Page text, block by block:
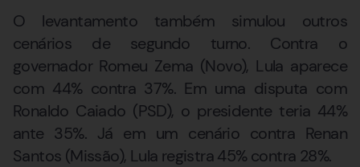
O levantamento também simulou outros
cenários de segundo turno. Contra o
governador Romeu Zema (Novo), Lula aparece
com 44% contra 37%. Em uma disputa com
Ronaldo Caiado (PSD), o presidente teria 44%
ante 35%. Já em um cenário contra Renan
Santos (Missão), Lula registra 45% contra 28%.